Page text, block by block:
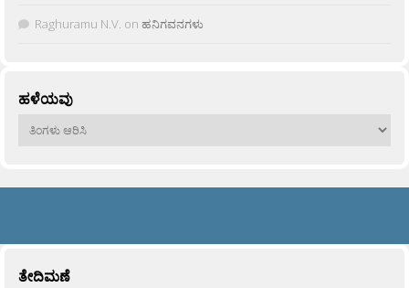
Raghuramu N.V. on ಹನಿಗವನಗಳು
ಹಳೆಯವು
ಹಳೆಯವು
ತೇದಿಮಣೆ